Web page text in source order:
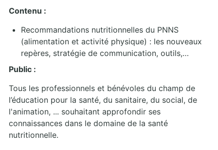
Contenu :
Recommandations nutritionnelles du PNNS
(alimentation et activité physique) : les nouveaux
repères, stratégie de communication, outils,…
Public :
Tous les professionnels et bénévoles du champ de
l’éducation pour la santé, du sanitaire, du social, de
l'animation, ... souhaitant approfondir ses
connaissances dans le domaine de la santé
nutritionnelle.